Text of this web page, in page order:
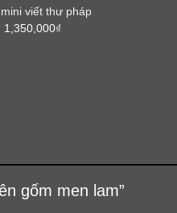
viết thư pháp
1,350,000₫
gốm men lam”